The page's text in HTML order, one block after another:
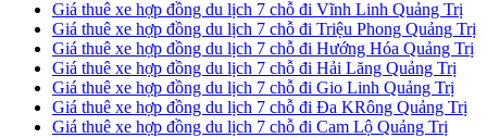
Giá thuê xe hợp đồng du lịch 7 chỗ đi Vĩnh Linh Quảng Trị
Giá thuê xe hợp đồng du lịch 7 chỗ đi Triệu Phong Quảng Trị
Giá thuê xe hợp đồng du lịch 7 chỗ đi Hướng Hóa Quảng Trị
Giá thuê xe hợp đồng du lịch 7 chỗ đi Hải Lăng Quảng Trị
Giá thuê xe hợp đồng du lịch 7 chỗ đi Gio Linh Quảng Trị
Giá thuê xe hợp đồng du lịch 7 chỗ đi Đa KRông Quảng Trị
Giá thuê xe hợp đồng du lịch 7 chỗ đi Cam Lộ Quảng Trị